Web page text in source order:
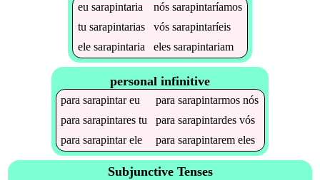
eu sarapintaria nós sarapintaríamos
tu sarapintarias vós sarapintaríeis
ele sarapintaria eles sarapintariam
personal infinitive
parasarapintareu parasarapintarmos nós
parasarapintares tu parasarapintardes vós
parasarapintarele parasarapintarem eles
Subjunctive Tenses